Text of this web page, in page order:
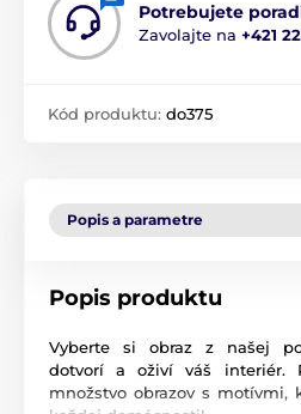
Potrebujete
Zavolajte na +421
Kód produktu: do375
Popis a parametre
Popis produktu
Vyberte si obraz z našej
dotvorí a oživí váš interiér.
množstvo obrazov s motívmi,